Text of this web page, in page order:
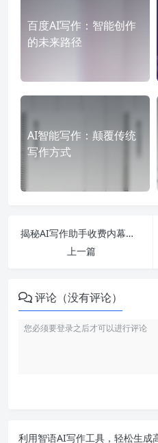
百度AI写作：智能创作
的未来路径
AI智能写作：颠覆传统
写作方式
揭秘AI写作助手收费内幕：知乎推荐的免费工具与智能应用深度分析
上一篇
评论（没有评论）
利用智语AI写作工具，轻松生成